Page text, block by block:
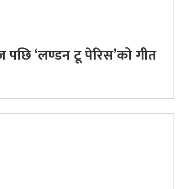
पछि ‘लण्डन टू पेरिस’को गीत